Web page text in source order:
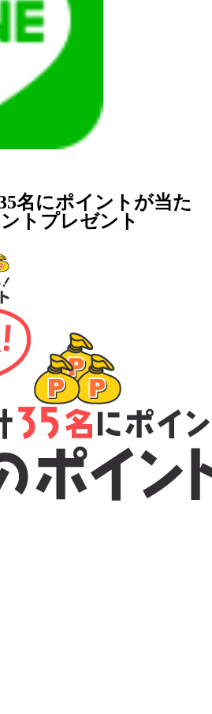
名にポイントが当た
トプレゼント